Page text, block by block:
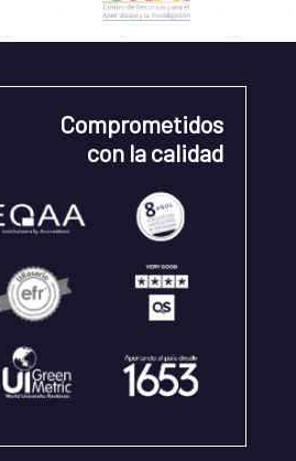
Comprometidos
con la calidad